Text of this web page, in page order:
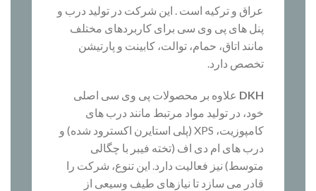
عراق و ترکیه است . این شرکت در تولید درب و
پنل های پی وی سی برای کاربردهای مختلف
مانند اتاق، حمام، توالت، کابینت و پارتیشن
تخصص دارد.
DKH علاوه بر محصولات پی وی سی اصلی
خود، در تولید مواد مرتبط مانند درب های
کامپوزیت، XPS (پلی استایرن اکسترود شده) و
درب های ام دی اف (تخته فیبر با چگالی
متوسط) نیز فعالیت دارد. این تنوع، شرکت را
قادر می سازد تا نیازهای طیف وسیعی از